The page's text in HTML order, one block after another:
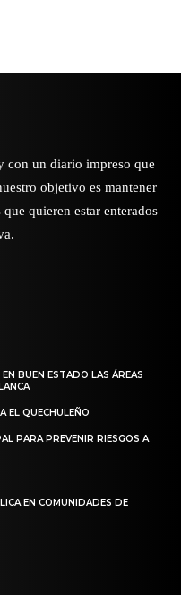
con un diario impreso que
objetivo es mantener
quieren estar enterados
BUEN ESTADO LAS ÁREAS
EL QUECHULEÑO
PARA PREVENIR RIESGOS A
EN COMUNIDADES DE